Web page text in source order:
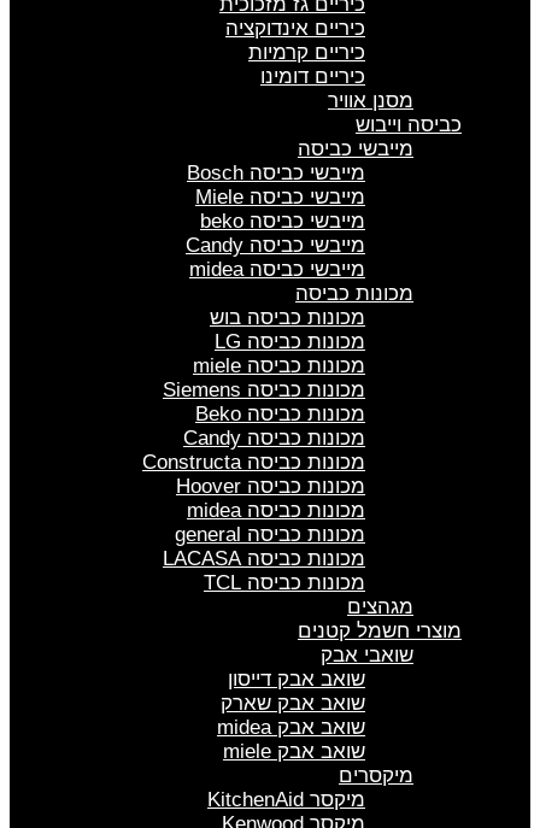
כיריים גז מזכוכית
כיריים אינדוקציה
כיריים קרמיות
כיריים דומינו
מסנן אוויר
כביסה וייבוש
מייבשי כביסה
מייבשי כביסה Bosch
מייבשי כביסה Miele
מייבשי כביסה beko
מייבשי כביסה Candy
מייבשי כביסה midea
מכונות כביסה
מכונות כביסה בוש
מכונות כביסה LG
מכונות כביסה miele
מכונות כביסה Siemens
מכונות כביסה Beko
מכונות כביסה Candy
מכונות כביסה Constructa
מכונות כביסה Hoover
מכונות כביסה midea
מכונות כביסה general
מכונות כביסה LACASA
מכונות כביסה TCL
מגהצים
מוצרי חשמל קטנים
שואבי אבק
שואב אבק דייסון
שואב אבק שארק
שואב אבק midea
שואב אבק miele
מיקסרים
מיקסר KitchenAid